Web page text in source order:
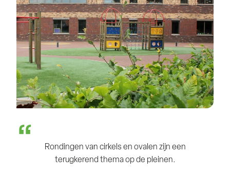
Rondingen van cirkels en ovalen zijn een
terugkerend thema op de pleinen.